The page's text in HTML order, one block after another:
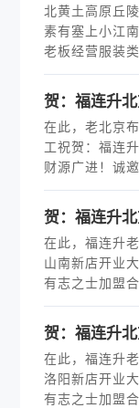
北黄土高原丘
素有塞上小江
老板经营服装
贺：福连升
在此，老北京
工祝贺：福连
财源广进！诚
贺：福连升
在此，福连升
山南新店开业
有志之士加盟
贺：福连升
在此，福连升
洛阳新店开业
有志之士加盟